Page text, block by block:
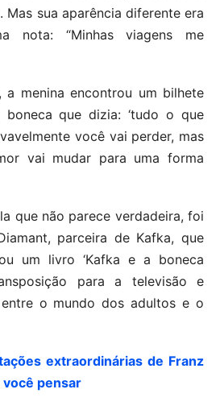
sua aparência diferente era
nota: “Minhas viagens me
a menina encontrou um bilhete
que dizia: ‘tudo o que
você vai perder, mas
vai mudar para uma forma
que não parece verdadeira, foi
parceira de Kafka, que
um livro ‘Kafka e a boneca
para a televisão e
o mundo dos adultos e o
extraordinárias de Franz
você pensar